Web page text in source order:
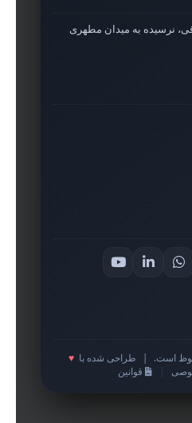
نرسیده به میدان مطهری
طراحی شده با ♥
قوانین